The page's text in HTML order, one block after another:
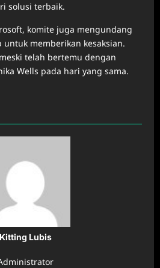
solusi terbaik.
komite juga mengundang
untuk memberikan kesaksian.
telah bertemu dengan
Wells pada hari yang sama.
Kitting Lubis